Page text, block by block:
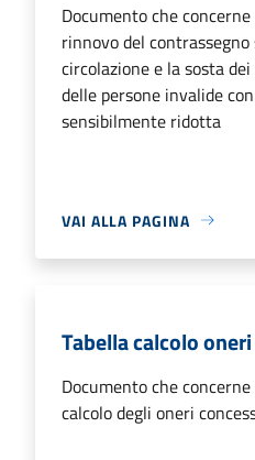
Documento che
rinnovo del contrassegno
circolazione e la sosta
delle persone invalide
sensibilmente ridotta
VAI ALLA PAGINA
Tabella calcolo
Documento che
calcolo degli oneri